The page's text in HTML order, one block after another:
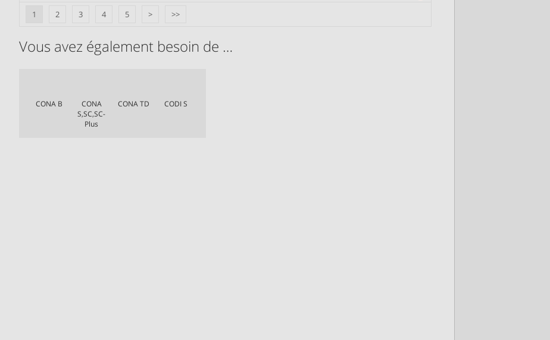
1 2 3 4 5 > >>
Vous avez également besoin de …
CONA B
CONA
S,SC,SC-
Plus
CONA TD CODI S